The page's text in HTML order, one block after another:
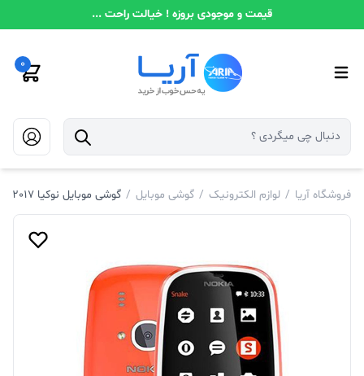
قیمت و موجودی بروزه ! خیالت راحت ...
0
فروشگاه آریا / لوازم الکترونیک / گوشی موبایل / گوشی موبایل نوکیا Nokia 3310 2017 با حافظه 16 مگابایت